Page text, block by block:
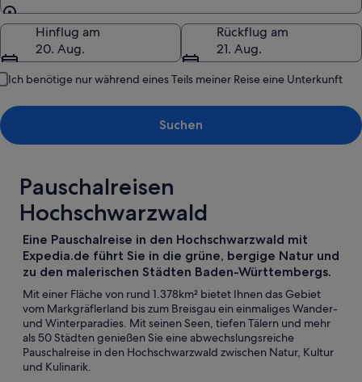
Reiseziel
Hinflug am
20. Aug.
Rückflug am
21. Aug.
Ich benötige nur während eines Teils meiner Reise eine Unterkunft
Suchen
Pauschalreisen
Hochschwarzwald
Eine Pauschalreise in den Hochschwarzwald mit
Expedia.de führt Sie in die grüne, bergige Natur und
zu den malerischen Städten Baden-Württembergs.
Mit einer Fläche von rund 1.378km² bietet Ihnen das Gebiet
vom Markgräflerland bis zum Breisgau ein einmaliges Wander-
und Winterparadies. Mit seinen Seen, tiefen Tälern und mehr
als 50 Städten genießen Sie eine abwechslungsreiche
Pauschalreise in den Hochschwarzwald zwischen Natur, Kultur
und Kulinarik.